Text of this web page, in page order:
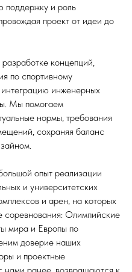
поддержку и роль
проект от идеи до
концепций,
по спортивному
инженерных
Мы помогаем
нормы, требования
сохраняя баланс
опыт реализации
и университетских
и арен, на которых
соревнования: Олимпийские
мира и Европы по
доверие наших
и проектные